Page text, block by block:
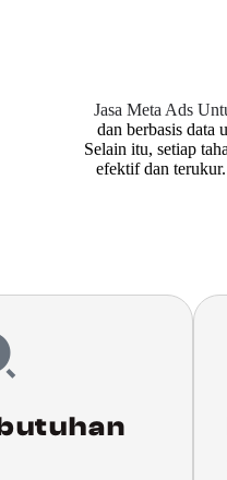
Jasa Meta Ads
dan berbasis data
Selain itu, setiap
efektif dan